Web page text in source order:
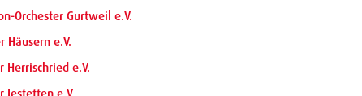
Orchester Gurtweil e.V.
Häusern e.V.
Herrischried e.V.